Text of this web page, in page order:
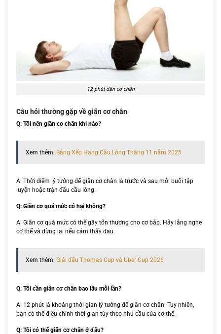
12 phút dãn cơ chân
Câu hỏi thường gặp về giãn cơ chân
Q: Tôi nên giãn cơ chân khi nào?
Xem thêm: Bảng Xếp Hạng Cầu Lông Tháng 11 năm 2025
A: Thời điểm lý tưởng để giãn cơ chân là trước và sau mỗi buổi tập
luyện hoặc trận đấu cầu lông.
Q: Giãn cơ quá mức có hại không?
A: Giãn cơ quá mức có thể gây tổn thương cho cơ bắp. Hãy lắng nghe
cơ thể và dừng lại nếu cảm thấy đau.
Xem thêm: Giải đấu Thomas Cup và Uber Cup 2026
Q: Tôi cần giãn cơ chân bao lâu mỗi lần?
A: 12 phút là khoảng thời gian lý tưởng để giãn cơ chân. Tuy nhiên,
bạn có thể điều chỉnh thời gian tùy theo nhu cầu của cơ thể.
Q: Tôi có thể giãn cơ chân ở đâu?